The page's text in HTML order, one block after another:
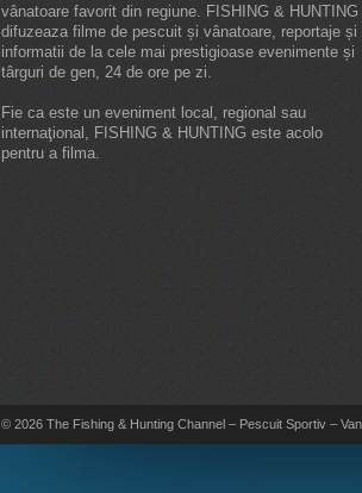
vânatoare favorit din regiune. FISHING & HUNTING
difuzeaza filme de pescuit și vânatoare, reportaje și
informatii de la cele mai prestigioase evenimente și
târguri de gen, 24 de ore pe zi.
Fie ca este un eveniment local, regional sau
internaţional, FISHING & HUNTING este acolo
pentru a filma.
© 2026 The Fishing & Hunting Channel – Pescuit Sportiv –